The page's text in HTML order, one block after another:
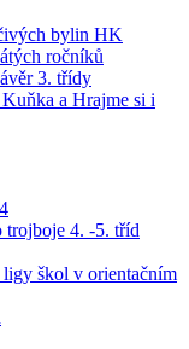
bylin HK
ročníků
3. třídy
a Hrajme si i
trojboje 4. -5. tříd
škol v orientačním